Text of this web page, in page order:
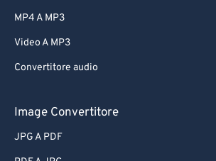
MP4 A MP3
Video A MP3
Convertitore audio
Image Convertitore
JPG A PDF